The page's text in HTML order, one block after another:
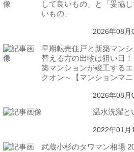
して良いもの」と「妥協
いもの」
2026年08月
早期転売住戸と新築マン
替える方の出物は狙い目
築マンションが竣工する
クオン～【マンションマニ
2026年08月
温水洗濯と
2022年01月
武蔵小杉のタワマン相場